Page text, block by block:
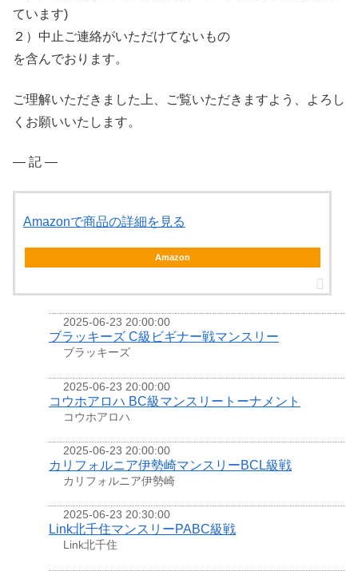
ています)
２）中止ご連絡がいただけてないもの
を含んでおります。
ご理解いただきました上、ご覧いただきますよう、よろし
くお願いいたします。
― 記 ―
Amazonで商品の詳細を見る
Amazon
2025-06-23 20:00:00
ブラッキーズ C級ビギナー戦マンスリー
ブラッキーズ
2025-06-23 20:00:00
コウホアロハ BC級マンスリートーナメント
コウホアロハ
2025-06-23 20:00:00
カリフォルニア伊勢崎マンスリーBCL級戦
カリフォルニア伊勢崎
2025-06-23 20:30:00
Link北千住マンスリーPABC級戦
Link北千住